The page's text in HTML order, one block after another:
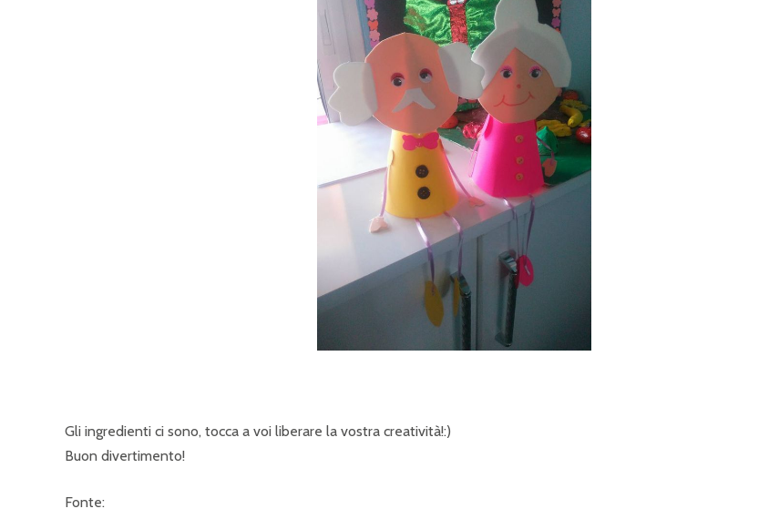
Gli ingredienti ci sono, tocca a voi liberare la vostra creatività!:)
Buon divertimento!
Fonte: